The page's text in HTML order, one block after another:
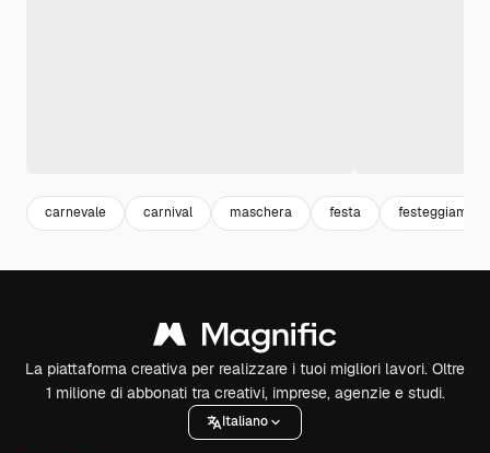
carnevale carnival maschera festa
La piattaforma creativa per realizzare i tuoi migliori lavori. Oltre
1 milione di abbonati tra creativi, imprese, agenzie e studi.
Italiano